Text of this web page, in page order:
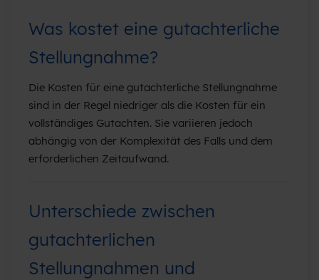
Was kostet eine gutachterliche
Stellungnahme?
Die Kosten für eine gutachterliche Stellungnahme
sind in der Regel niedriger als die Kosten für ein
vollständiges Gutachten. Sie variieren jedoch
abhängig von der Komplexität des Falls und dem
erforderlichen Zeitaufwand.
Unterschiede zwischen
gutachterlichen
Stellungnahmen und